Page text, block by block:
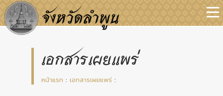
เอกสารเผยแพร่
หน้าแรก : เอกสารเผยแพร่ :